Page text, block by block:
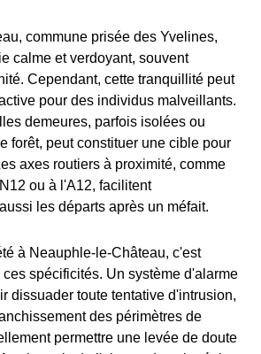
commune prisée des Yvelines,
calme et verdoyant, souvent
Cependant, cette tranquillité peut
pour des individus malveillants.
demeures, parfois isolées ou
forêt, peut constituer une cible pour
axes routiers à proximité, comme
ou à l'A12, facilitent
les départs après un méfait.
à Neauphle-le-Château, c'est
spécificités. Un système d'alarme
dissuader toute tentative d'intrusion,
des périmètres de
permettre une levée de doute